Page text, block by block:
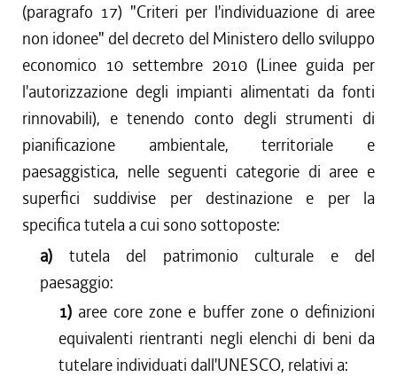
(paragrafo 17) "Criteri per l'individuazione di aree
non idonee" del decreto del Ministero dello sviluppo
economico 10 settembre 2010 (Linee guida per
l'autorizzazione degli impianti alimentati da fonti
rinnovabili), e tenendo conto degli strumenti di
pianificazione ambientale, territoriale e
paesaggistica, nelle seguenti categorie di aree e
superfici suddivise per destinazione e per la
specifica tutela a cui sono sottoposte:
a) tutela del patrimonio culturale e del
paesaggio:
1) aree core zone e buffer zone o definizioni
equivalenti rientranti negli elenchi di beni da
tutelare individuati dall'UNESCO, relativi a: